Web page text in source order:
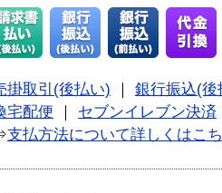
掛取引(後払い)
銀行振込(後
宅配便
セブンイレブン決済
支払方法について詳しくはこ